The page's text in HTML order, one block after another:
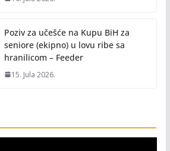
Poziv za učešće na Kupu BiH za
seniore (ekipno) u lovu ribe sa
hranilicom – Feeder
15. Jula 2026.